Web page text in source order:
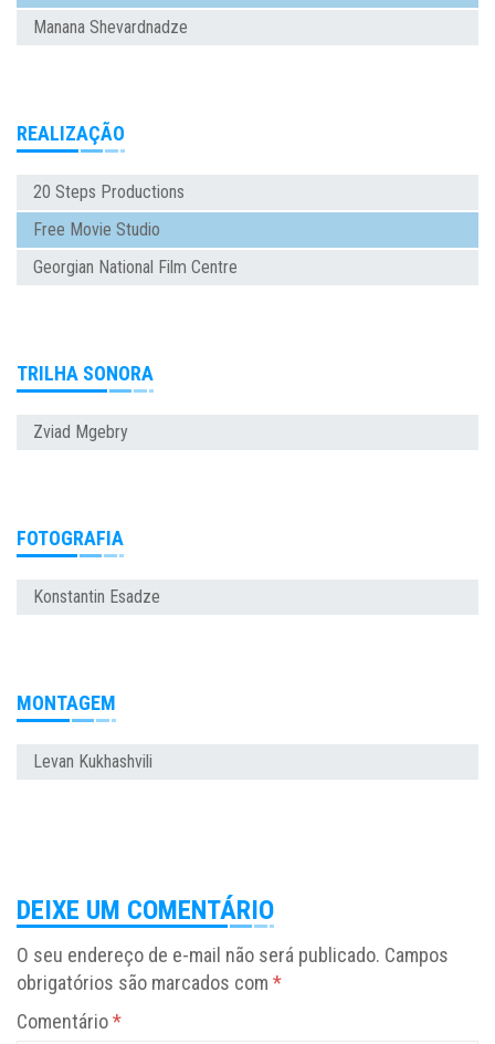
Manana Shevardnadze
REALIZAÇÃO
20 Steps Productions
Free Movie Studio
Georgian National Film Centre
TRILHA SONORA
Zviad Mgebry
FOTOGRAFIA
Konstantin Esadze
MONTAGEM
Levan Kukhashvili
DEIXE UM COMENTÁRIO
O seu endereço de e-mail não será publicado. Campos
obrigatórios são marcados com *
Comentário*